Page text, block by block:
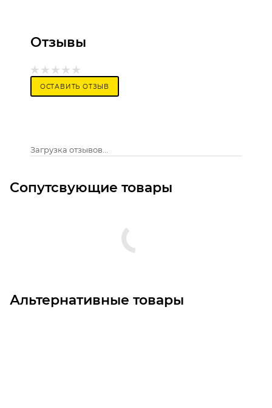
Отзывы
ОСТАВИТЬ ОТЗЫВ
Загрузка отзывов...
Сопутсвующие товары
Альтернативные товары